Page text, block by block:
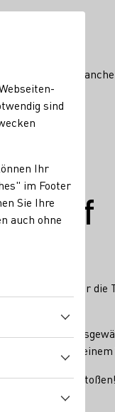
Weinbranche
von 13-19 Uhr die
Fest!
Sie sich von
bei einem
anzustoßen!
sind
Ihr
im Footer
Sie Ihre
auch ohne